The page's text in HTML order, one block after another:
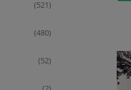
(521)
(480)
(52)